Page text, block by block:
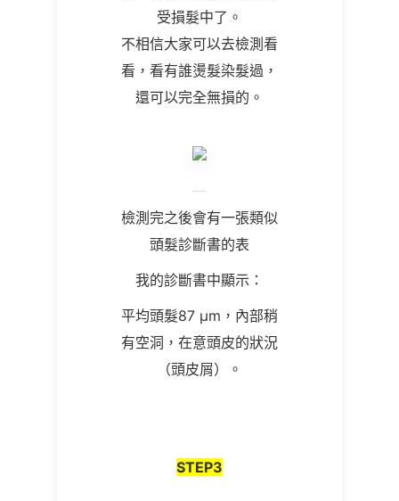
受損髮中了。
不相信大家可以去檢測看
看，看有誰燙髮染髮過，
還可以完全無損的。
檢測完之後會有一張類似
頭髮診斷書的表
我的診斷書中顯示 ：
平均頭髮87 µm，內部稍
有空洞，在意頭皮的狀況
（頭皮屑）。
STEP3